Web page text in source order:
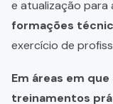
e atualização para
formações
exercício de
Em áreas em
treinamentos